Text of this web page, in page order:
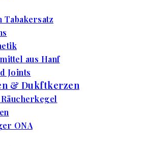
Tabakersatz
aus Hanf
Joints
& Dukftkerzen
ONA